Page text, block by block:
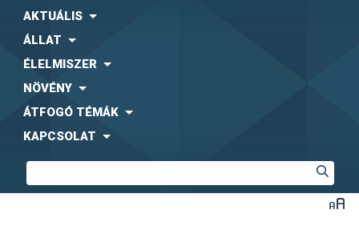
AKTUÁLIS
ÁLLAT
ÉLELMISZER
NÖVÉNY
ÁTFOGÓ TÉMÁK
KAPCSOLAT